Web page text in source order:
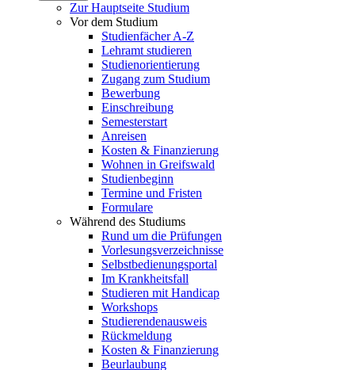
Zur Hauptseite Studium
Vor dem Studium
Studienfächer A-Z
Lehramt studieren
Studienorientierung
Zugang zum Studium
Bewerbung
Einschreibung
Semesterstart
Anreisen
Kosten & Finanzierung
Wohnen in Greifswald
Studienbeginn
Termine und Fristen
Formulare
Während des Studiums
Rund um die Prüfungen
Vorlesungsverzeichnisse
Selbstbedienungsportal
Im Krankheitsfall
Studieren mit Handicap
Workshops
Studierendenausweis
Rückmeldung
Kosten & Finanzierung
Beurlaubung